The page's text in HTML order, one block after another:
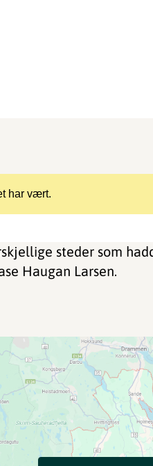
har vært.
steder som
Haugan Larsen.